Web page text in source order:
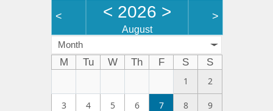
< < 2026 >
August
>
Month
M Tu W Th F S
S
1
2
3 4 5 6 7 8 9